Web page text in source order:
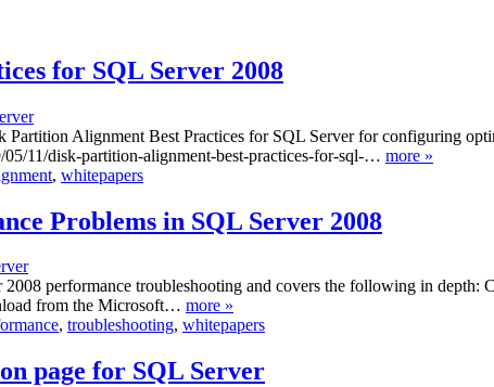
for SQL Server 2008
Partition Alignment Best Practices for SQL Server for configuring
11/disk-partition-alignment-best-practices-for-sql-… more »
, whitepapers
Problems in SQL Server 2008
performance troubleshooting and covers the following in
from the Microsoft… more »
, troubleshooting, whitepapers
page for SQL Server